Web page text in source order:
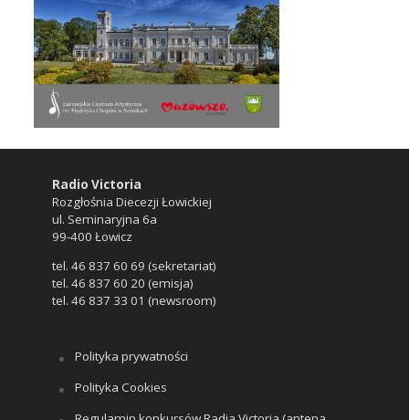
Radio Victoria
Rozgłośnia Diecezji Łowickiej
ul. Seminaryjna 6a
99-400 Łowicz
tel. 46 837 60 69 (sekretariat)
tel. 46 837 60 20 (emisja)
tel. 46 837 33 01 (newsroom)
Polityka prywatności
Polityka Cookies